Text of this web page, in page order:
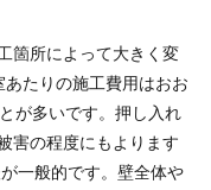
箇所によって大きく変
たりの施工費用はおお
が多いです。押し入れ
害の程度にもよります
一般的です。壁全体や